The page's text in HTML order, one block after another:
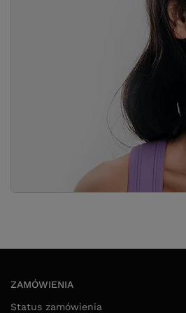
ZAMÓWIENIA
Status zamówienia